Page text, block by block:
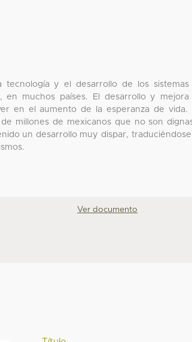
tecnología y el desarrollo de los sistemas
en muchos países. El desarrollo y mejora
en el aumento de la esperanza de vida.
millones de mexicanos que no son
un desarrollo muy dispar,
Ver documento